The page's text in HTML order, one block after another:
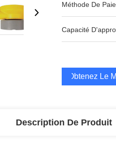
Méthode De
Capacité
Obtenez Le
Description De Produit